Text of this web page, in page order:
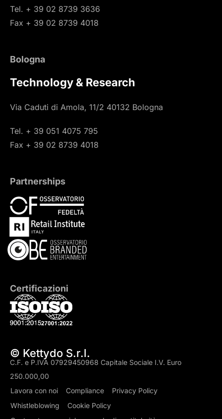
Tel. + 39 02 8739 3636
Fax + 39 02 8739 4018
Bologna
Technology & Research
Via Caduti di Amola, 11/2 40132 Bologna
Tel. + 39 051 4075 795
Fax + 39 02 8739 4018
Partnerships
Certificazioni
© Kettydo S.r.l.
C.F. e P.IVA 07929450968 Capitale Sociale I.V. Euro
250.000,00
Lavora con noi
Compliance
Privacy Policy
Whistleblowing
Cookie Policy